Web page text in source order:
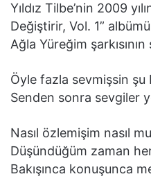
Yıldız Tilbe’nin 2009
Değiştirir, Vol. 1”
Ağla Yüreğim
Öyle fazla sevmişsin şu
Senden sonra sevgiler
Nasıl özlemişim nasıl
Düşündüğüm zaman
Bakışınca konuşunca